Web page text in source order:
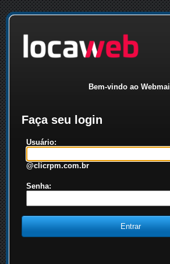
Bem-vindo ao Webmail
Faça seu login
Usuário:
@clicrpm.com.br
Senha: